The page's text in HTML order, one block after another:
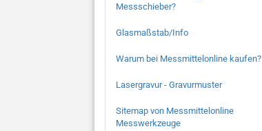
Messschieber?
Glasmaßstab/Info
Warum bei Messmittelonline kaufen?
Lasergravur - Gravurmuster
Sitemap von Messmittelonline
Messwerkzeuge